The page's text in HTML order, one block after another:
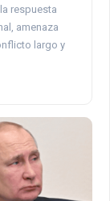
respuesta
amenaza
largo y